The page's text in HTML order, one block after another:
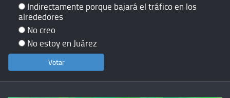
Indirectamente porque bajará el tráfico en los
alrededores
No creo
No estoy en Juárez